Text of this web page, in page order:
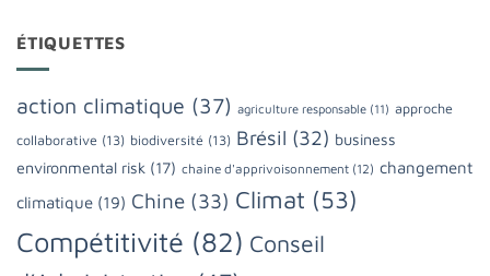
ÉTIQUETTES
action climatique (37) agriculture responsable (11) approche
collaborative (13) biodiversité (13) Brésil (32) business
environmental risk (17) chaine d'apprivoisonnement (12) changement
climatique (19) Chine (33) Climat (53)
Compétitivité (82) Conseil